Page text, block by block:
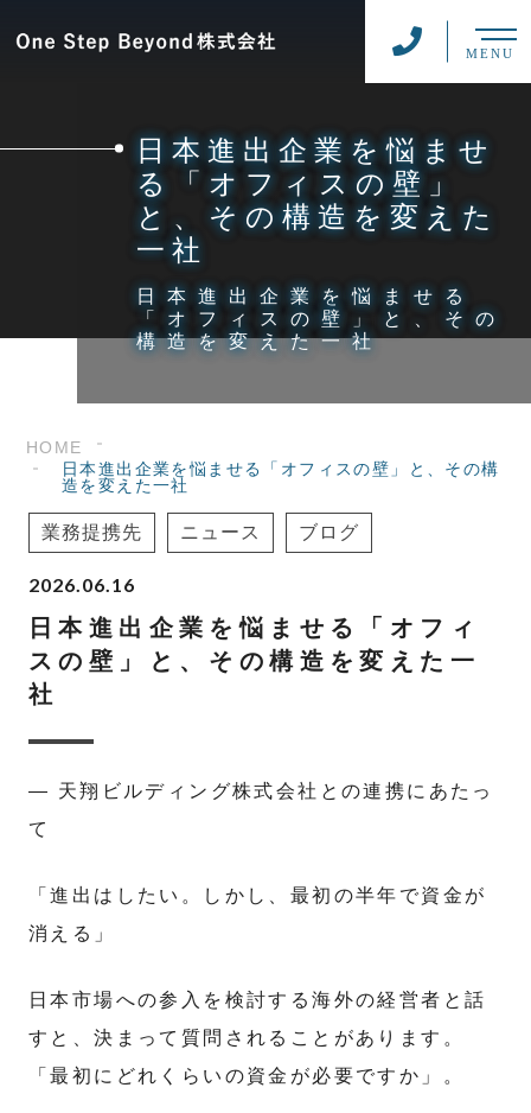
MENU
日本進出企業を悩ませ
る「オフィスの壁」
と、その構造を変えた
一社
日本進出企業を悩ませる
「オフィスの壁」と、その
構造を変えた一社
HOME
日本進出企業を悩ませる「オフィスの壁」と、その構
造を変えた一社
業務提携先 ニュース ブログ
2026.06.16
日本進出企業を悩ませる「オフィ
スの壁」と、その構造を変えた一
社
— 天翔ビルディング株式会社との連携にあたっ
て
「進出はしたい。しかし、最初の半年で資金が
消える」
日本市場への参入を検討する海外の経営者と話
すと、決まって質問されることがあります。
「最初にどれくらいの資金が必要ですか」。